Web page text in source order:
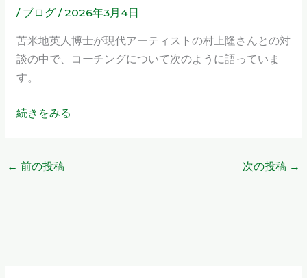
/ ブログ/2026年3月4日
苫米地英人博士が現代アーティストの村上隆さんとの対
談の中で、コーチングについて次のように語っていま
す。
続きをみる
← 前の投稿 次の投稿 →